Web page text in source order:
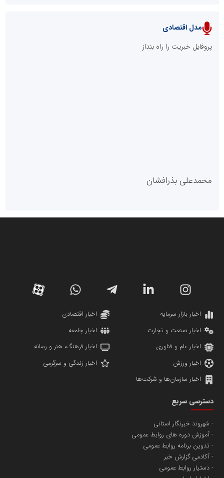
پایگاه خبری نهضت ملی مسکن
پایگاه خبری گفتمان یزد
دانشگاه سئوی ایران
پایگاه اطلاع رسانی اعتلای نهادهای مردمی
تامین آهن اسفنجی تولیدکنندگان فولاد در کشور
مدل اقتصادی
پروفایل خبریت را راه بنداز
محمدعلی بذرافشان
مریم حاج نوروز نظری
مسعودصادقی
اخبار بازار سرمایه
اخبار اقتصادی
اخبار صنعت و تجارت
اخبار جامعه
اخبار علم و فناوری
اخبار فرهنگ، هنر و رسانه
اخبار ورزش
اخبار زندگی و سرگرمی
اخبار سازمان‌ها و شرکت‌ها
دسترسی سریع
شهروند خبرنگار استانی
آموزش دوره های روابط عمومی
تدوین برنامه روابط عمومی
آکادمی گزارش خبر
دستیار روابط عمومی